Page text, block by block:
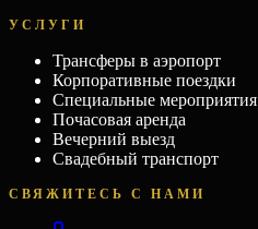
УСЛУГИ
Трансферы в аэропорт
Корпоративные поездки
Специальные мероприятия
Почасовая аренда
Вечерний выезд
Свадебный транспорт
СВЯЖИТЕСЬ С НАМИ